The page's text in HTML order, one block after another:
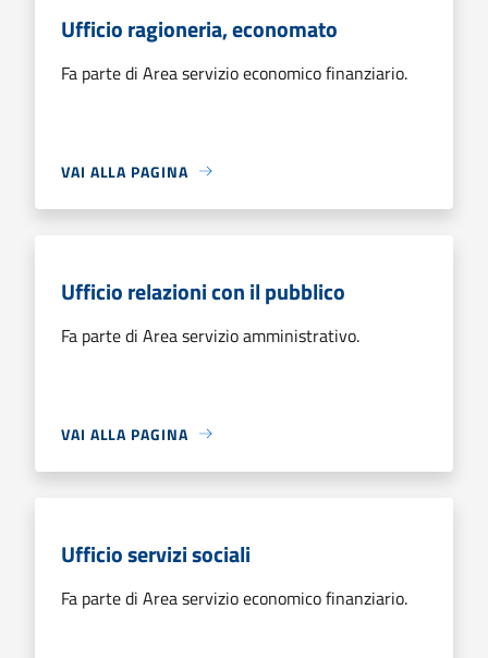
Ufficio ragioneria, economato
Fa parte di Area servizio economico finanziario.
VAI ALLA PAGINA
Ufficio relazioni con il pubblico
Fa parte di Area servizio amministrativo.
VAI ALLA PAGINA
Ufficio servizi sociali
Fa parte di Area servizio economico finanziario.